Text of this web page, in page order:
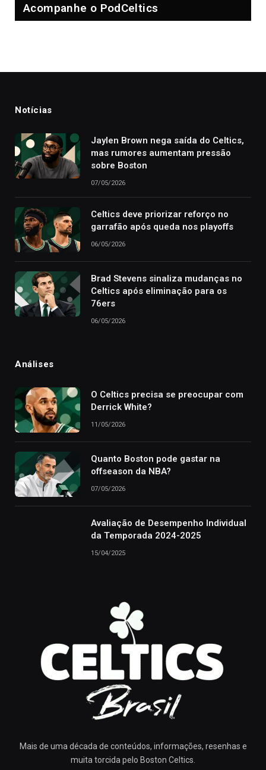
Acompanhe o PodCeltics
Notícias
Jaylen Brown nega saída do Celtics,
mas rumores aumentam pressão
sobre Boston
07/05/2026
Celtics deve priorizar reforço no
garrafão após queda nos playoffs
06/05/2026
Brad Stevens sinaliza mudanças no
Celtics após eliminação para os
76ers
06/05/2026
Análises
O Celtics precisa se preocupar com
Derrick White?
11/05/2026
Quanto Boston pode gastar na
offseason da NBA?
07/05/2026
Avaliação de Desempenho Individual
da Temporada 2024-2025
15/04/2025
Mais de uma década de conteúdos, informações, resenhas e
muita torcida pelo Boston Celtics.